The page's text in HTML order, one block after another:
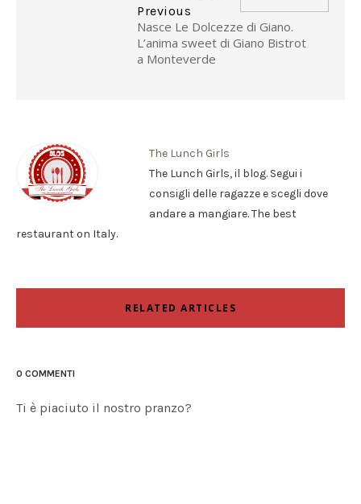
Previous
Nasce Le Dolcezze di Giano.
L’anima sweet di Giano Bistrot
a Monteverde
The Lunch Girls
The Lunch Girls, il blog. Segui i
consigli delle ragazze e scegli dove
andare a mangiare. The best
restaurant on Italy.
RELATED ARTICLES
0 COMMENTI
Ti è piaciuto il nostro pranzo?